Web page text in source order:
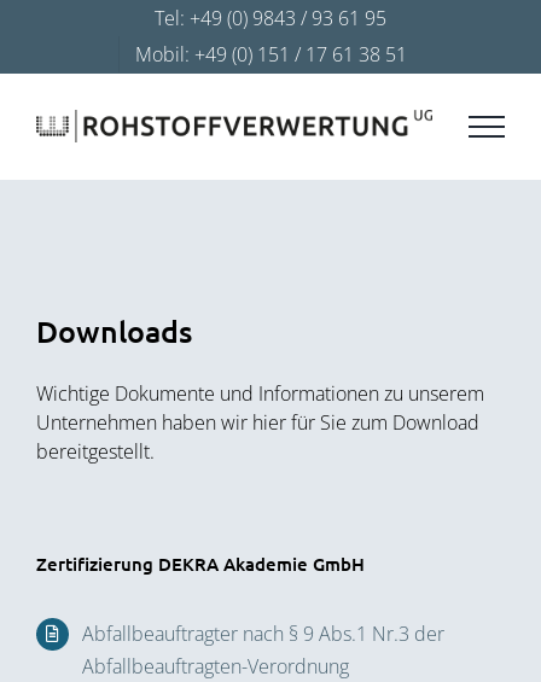
springen
Tel: +49 (0) 9843 / 93 61 95
Mobil: +49 (0) 151 / 17 61 38 51
Downloads
Wichtige Dokumente und Informationen zu unserem
Unternehmen haben wir hier für Sie zum Download
bereitgestellt.
Zertifizierung DEKRA Akademie GmbH
Abfallbeauftragter nach § 9 Abs.1 Nr.3 der
Abfallbeauftragten-Verordnung